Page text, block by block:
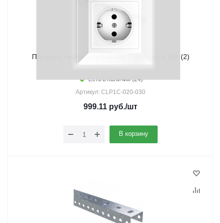
Профиль перфорированный С-образный IEK (2)
Есть в наличии (24)
Артикул: CLP1C-020-030
999.11 руб./шт
В корзину